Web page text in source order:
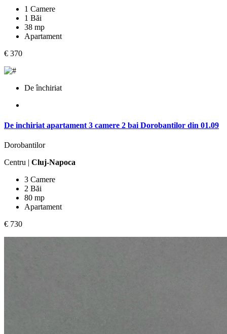
1 Camere
1 Băi
38 mp
Apartament
€ 370
De închiriat
De inchiriat apartament 3 camere 2 bai Dorobantilor din 01.09
Dorobantilor
Centru | Cluj-Napoca
3 Camere
2 Băi
80 mp
Apartament
€ 730